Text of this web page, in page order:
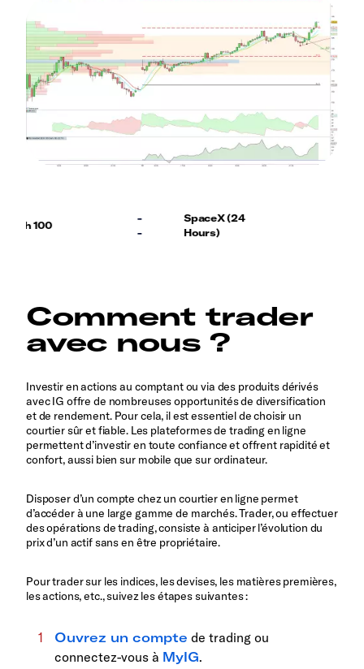
Comment trader
avec nous ?
Investir en actions au comptant ou via des produits dérivés
avec IG offre de nombreuses opportunités de diversification
et de rendement. Pour cela, il est essentiel de choisir un
courtier sûr et fiable. Les plateformes de trading en ligne
permettent d’investir en toute confiance et offrent rapidité et
confort, aussi bien sur mobile que sur ordinateur.
Disposer d’un compte chez un courtier en ligne permet
d’accéder à une large gamme de marchés. Trader, ou effectuer
des opérations de trading, consiste à anticiper l’évolution du
prix d’un actif sans en être propriétaire.
Pour trader sur les indices, les devises, les matières premières,
les actions, etc., suivez les étapes suivantes :
Ouvrez un compte de trading ou
connectez-vous à MyIG.